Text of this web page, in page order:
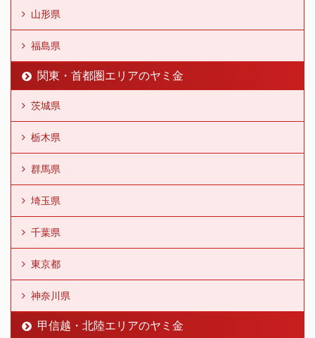
山形県
福島県
関東・首都圏エリアのヤミ金
茨城県
栃木県
群馬県
埼玉県
千葉県
東京都
神奈川県
甲信越・北陸エリアのヤミ金